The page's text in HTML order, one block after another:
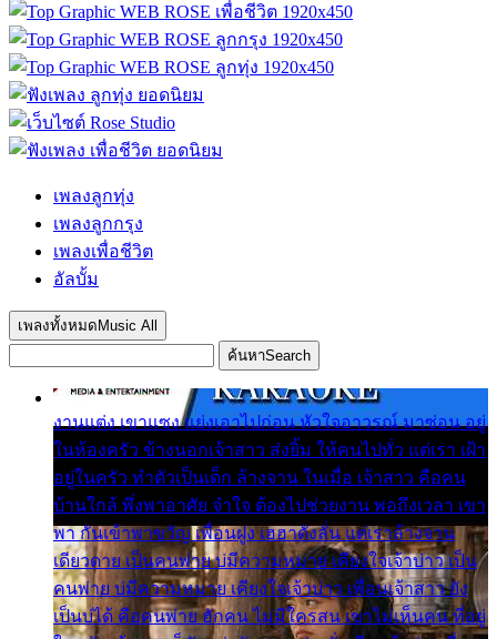
เพลงลูกทุ่ง
เพลงลูกกรุง
เพลงเพื่อชีวิต
อัลบั้ม
เพลงทั้งหมด Music All
ค้นหาSearch
งานแต่ง เขาแซง แย่งเอาไปก่อน หัวใจอาวรณ์ มาซ่อน อยู่
ในห้องครัว ข้างนอกเจ้าสาว ส่งยิ้ม ให้คนไปทั่ว แต่เรา เฝ้า
อยู่ในครัว ทำตัวเป็นเด็ก ล้างจาน ในเมื่อ เจ้าสาว คือคน
บ้านใกล้ พึ่งพาอาศัย จำใจ ต้องไปช่วยงาน พอถึงเวลา เขา
พา กันเข้าพาขวัญ เพื่อนฝูง เฮฮาดังลั่น แต่เราล้างจาน
เดียวดาย เป็นคนพ่าย บ่มีความหมาย เคียงใจเจ้าบ่าว เป็น
คนพ่าย บ่มีความหมาย เคียงใจเจ้าบ่าว เพื่อนเจ้าสาว ยัง
เป็นบ่ได้ คือคนพ่าย ฮักคน ไม่มีใครสน เขาไม่เห็นคน ที่อยู่